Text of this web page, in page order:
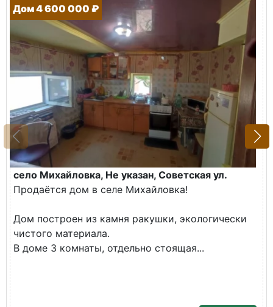
Дом 4 600 000 ₽
село Михайловка, Не указан, Советская ул.
Продаётся дом в селе Михайловка!
Дом построен из камня ракушки, экологически
чистого материала.
В доме 3 комнаты, отдельно стоящая...